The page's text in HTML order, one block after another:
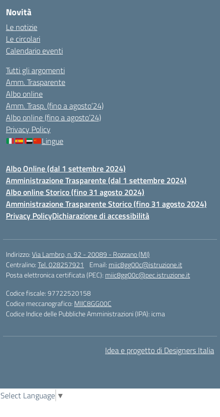
Novità
Le notizie
Le circolari
Calendario eventi
Tutti gli argomenti
Amm. Trasparente
Albo online
Amm. Trasp. (fino a agosto’24)
Albo online (fino a agosto’24)
Privacy Policy
Lingue
Albo Online (dal 1 settembre 2024)
Amministrazione Trasparente (dal 1 settembre 2024)
Albo online Storico (fino 31 agosto 2024)
Amministrazione Trasparente Storico (fino 31 agosto 2024)
Privacy PolicyDichiarazione di accessibilità
Indirizzo:Via Lambro, n. 92 - 20089 - Rozzano (MI)
Centralino:Tel. 028257921 Email: miic8gg00c@istruzione.it
Posta elettronica certificata (PEC): miic8gg00c@pec.istruzione.it
Codice fiscale: 97722520158
Codice meccanografico: MIIC8GG00C
Codice Indice delle Pubbliche Amministrazioni (IPA): icma
Idea e progetto di Designers Italia
Select Language ▼